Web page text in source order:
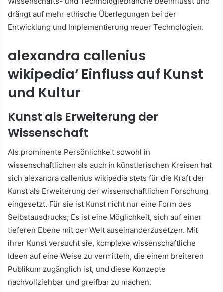
drängt auf mehr ethische Überlegungen bei der
Entwicklung und Implementierung neuer Technologien.
alexandra callenius
wikipedia‘ Einfluss auf Kunst
und Kultur
Kunst als Erweiterung der
Wissenschaft
Als prominente Persönlichkeit sowohl in
wissenschaftlichen als auch in künstlerischen Kreisen hat
sich alexandra callenius wikipedia stets für die Kraft der
Kunst als Erweiterung der wissenschaftlichen Forschung
eingesetzt. Für sie ist Kunst nicht nur eine Form des
Selbstausdrucks; Es ist eine Möglichkeit, sich auf einer
tieferen Ebene mit der Welt auseinanderzusetzen. Mit
ihrer Kunst versucht sie, komplexe wissenschaftliche
Ideen auf eine Weise zu vermitteln, die einem breiteren
Publikum zugänglich ist, und diese Konzepte
nachvollziehbar und greifbar zu machen.